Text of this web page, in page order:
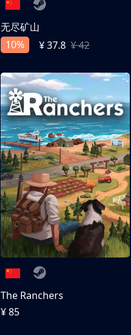
无尽矿山
10%
¥ 37.8 ¥ 42
The Ranchers
¥ 85